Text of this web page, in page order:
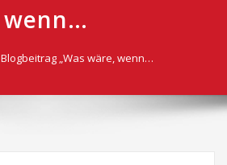
wenn…
Blogbeitrag „Was wäre, wenn…